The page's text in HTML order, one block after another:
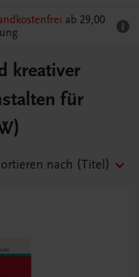
ab 29,00
kreativer
für
nach (Titel)